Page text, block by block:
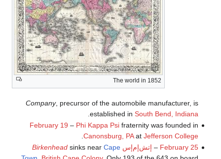
The world in 1852
Company, precursor of the automobile manufacturer, is
established in South Bend, Indiana
February 19 – Phi Kappa Psifraternity was founded in
Canonsburg, PAat Jefferson College
February 25
– إتش‌إم‌إس Birkenheadsinks near Cape